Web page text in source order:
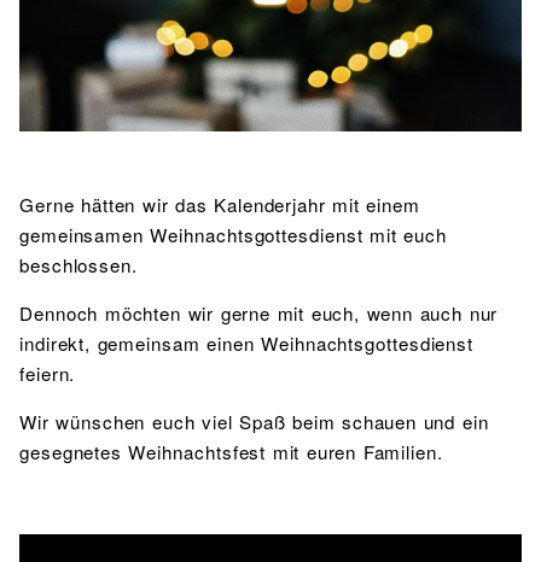
Bibliothek Bibliothekskatalog
Schulbuchausleihe
Lehrmittelfreiheit
Buchempfehlungen
Mensa & Bistro Speiseplan
Ernährungskonzept
Food Scouts
SPORT
Sport als Leistungsfach Exkursionen
Wettkämpfe
Gerne hätten wir das Kalenderjahr mit einem
gemeinsamen Weihnachtsgottesdienst mit euch
beschlossen.
Dennoch möchten wir gerne mit euch, wenn auch nur
indirekt, gemeinsam einen Weihnachtsgottesdienst
feiern.
Wir wünschen euch viel Spaß beim schauen und ein
gesegnetes Weihnachtsfest mit euren Familien.